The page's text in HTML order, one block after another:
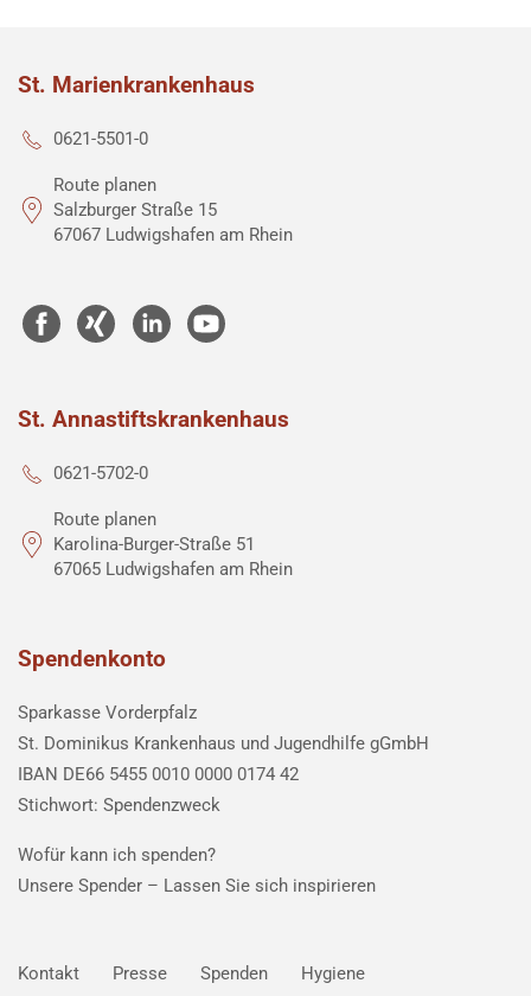
St. Marienkrankenhaus
0621-5501-0
Route planen
Salzburger Straße 15
67067 Ludwigshafen am Rhein
St. Annastiftskrankenhaus
0621-5702-0
Route planen
Karolina-Burger-Straße 51
67065 Ludwigshafen am Rhein
Spendenkonto
Sparkasse Vorderpfalz
St. Dominikus Krankenhaus und Jugendhilfe gGmbH
IBAN DE66 5455 0010 0000 0174 42
Stichwort: Spendenzweck
Wofür kann ich spenden?
Unsere Spender – Lassen Sie sich inspirieren
Kontakt Presse Spenden
Hygiene